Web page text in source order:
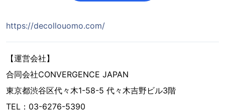
https://decollouomo.com/
【運営会社】
合同会社CONVERGENCE JAPAN
東京都渋谷区代々木1-58-5 代々木吉野ビル3階
TEL：03-6276-5390